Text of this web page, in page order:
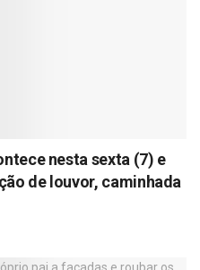
nesta sexta (7) e
de louvor, caminhada